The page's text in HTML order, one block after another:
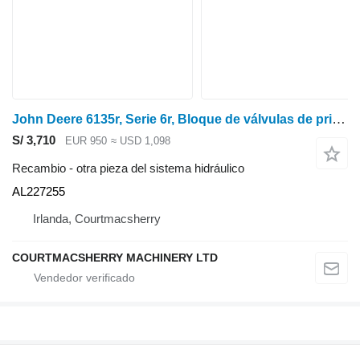
John Deere 6135r, Serie 6r, Bloque de válvulas de prioridad hidráulica Al227255 AL227255 para 6135R tractor de ruedas
S/ 3,710 EUR 950 ≈ USD 1,098
Recambio - otra pieza del sistema hidráulico
AL227255
Irlanda, Courtmacsherry
COURTMACSHERRY MACHINERY LTD